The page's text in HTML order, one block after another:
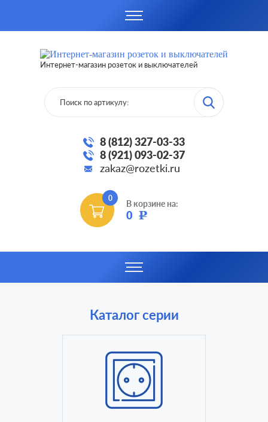
Интернет-магазин розеток и выключателей
8 (812) 327-03-33
8 (921) 093-02-37
zakaz@rozetki.ru
0
В корзине на:
0 Р
Каталог серии